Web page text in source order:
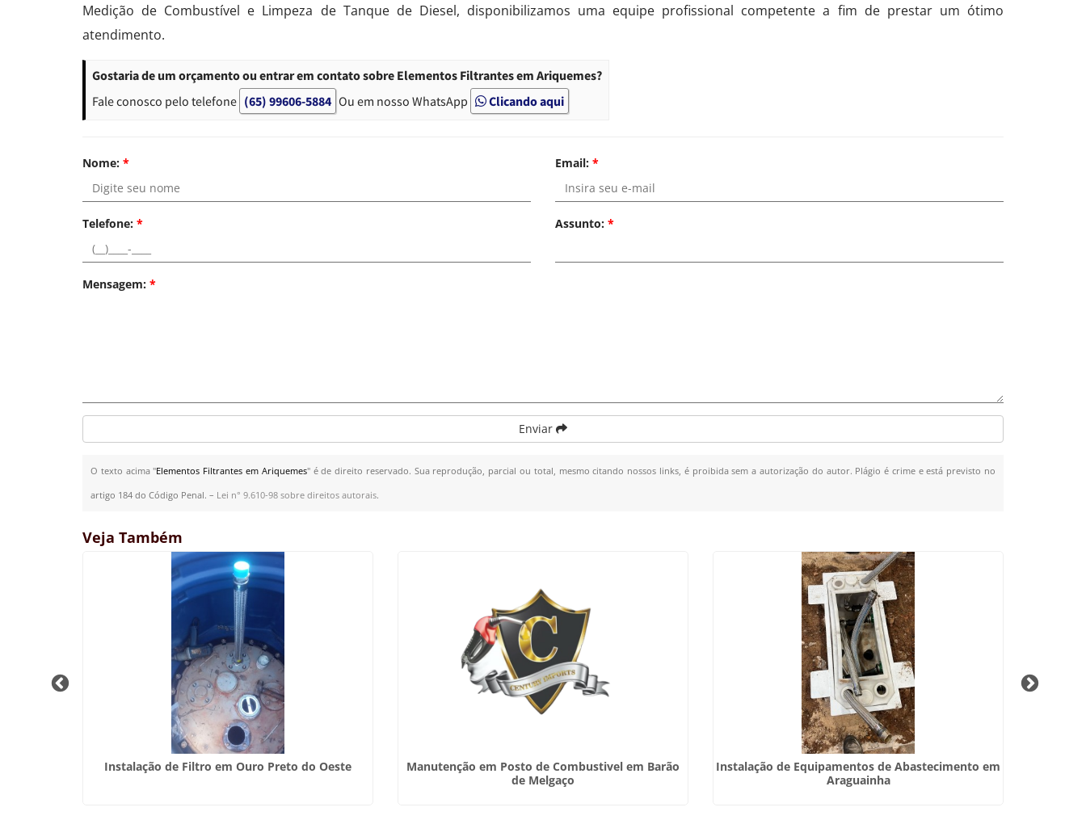
Medição de Combustível e Limpeza de Tanque de Diesel, disponibilizamos uma equipe profissional competente a fim de prestar um ótimo
atendimento.
Gostaria de um orçamento ou entrar em contato sobre Elementos Filtrantes em Ariquemes?
Fale conosco pelo telefone (65) 99606-5884 Ou em nosso WhatsApp Clicando aqui
Nome: * Email: *
Telefone: * Assunto: *
Mensagem: *
Enviar
O texto acima "Elementos Filtrantes em Ariquemes" é de direito reservado. Sua reprodução, parcial ou total, mesmo citando nossos links, é proibida sem a autorização do autor. Plágio é crime e está previsto no
artigo 184 do Código Penal. – Lei n° 9.610-98 sobre direitos autorais.
Veja Também
Instalação de Filtro em Ouro Preto do Oeste
Manutenção em Posto de Combustivel em Barão
de Melgaço
Instalação de Equipamentos de Abastecimento em
Araguainha